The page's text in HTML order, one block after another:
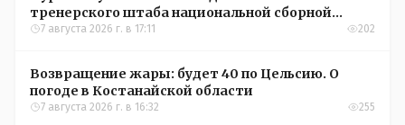
тренерского штаба национальной сборной
Казахстана по футболу
7 августа 2026 г. в 17:11 202
Возвращение жары: будет 40 по Цельсию. О
погоде в Костанайской области
7 августа 2026 г. в 16:32 255